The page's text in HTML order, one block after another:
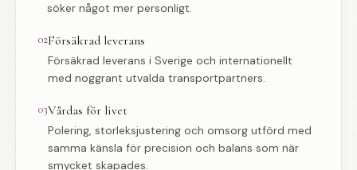
söker något mer personligt.
02Försäkrad leverans
Försäkrad leverans i Sverige och internationellt
med noggrant utvalda transportpartners.
03Vårdas för livet
Polering, storleksjustering och omsorg utförd med
samma känsla för precision och balans som när
smycket skapades.